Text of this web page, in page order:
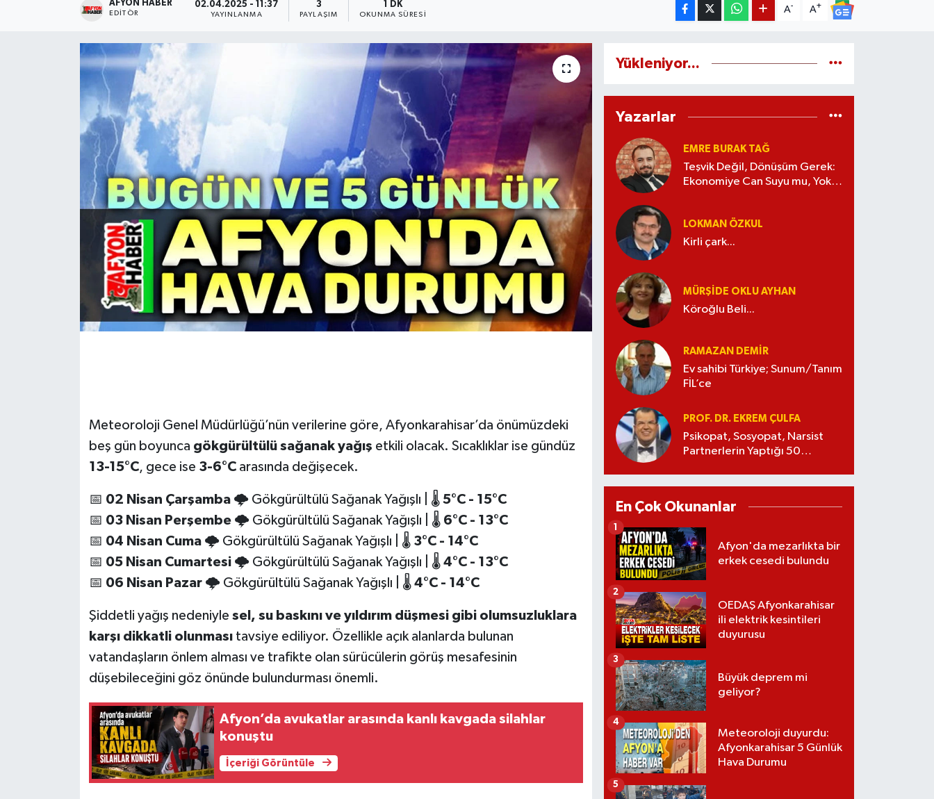
AFYON HABER
EDITÖR
02.04.2025 - 11:37
YAYINLANMA
3
PAYLAŞIM
1 DK
OKUNMA SÜRESI
A- A+
Meteoroloji Genel Müdürlüğü’nün verilerine göre, Afyonkarahisar’da önümüzdeki
beş gün boyunca gökgürültülü sağanak yağış etkili olacak. Sıcaklıklar ise gündüz
13-15°C, gece ise 3-6°Carasında değişecek.
📅 02 Nisan Çarşamba🌩️ Gökgürültülü Sağanak Yağışlı | 🌡️ 5°C - 15°C
📅 03 Nisan Perşembe🌩️ Gökgürültülü Sağanak Yağışlı | 🌡️ 6°C - 13°C
📅 04 Nisan Cuma🌩️ Gökgürültülü Sağanak Yağışlı | 🌡️ 3°C - 14°C
📅 05 Nisan Cumartesi🌩️ Gökgürültülü Sağanak Yağışlı | 🌡️ 4°C - 13°C
📅 06 Nisan Pazar🌩️ Gökgürültülü Sağanak Yağışlı | 🌡️ 4°C - 14°C
Şiddetli yağış nedeniyle sel, su baskını ve yıldırım düşmesi gibi olumsuzluklara
karşı dikkatli olunmasıtavsiye ediliyor. Özellikle açık alanlarda bulunan
vatandaşların önlem alması ve trafikte olan sürücülerin görüş mesafesinin
düşebileceğini göz önünde bulundurması önemli.
Afyon’da avukatlar arasında kanlı kavgada silahlar
konuştu
İçeriği Görüntüle
Yükleniyor...
Yazarlar
EMRE BURAK TAĞ
Teşvik Değil, Dönüşüm Gerek:
Ekonomiye Can Suyu mu, Yoksa
LOKMAN ÖZKUL
Kirli çark...
MÜRŞIDE OKLU AYHAN
Köroğlu Beli...
RAMAZAN DEMİR
Ev sahibi Türkiye; Sunum/Tanım
FİL’ce
PROF. DR. EKREM ÇULFA
Psikopat, Sosyopat, Narsist
Partnerlerin Yaptığı 50
En Çok Okunanlar
Afyon'da mezarlıkta bir
erkek cesedi bulundu
1
OEDAŞ Afyonkarahisar
ili elektrik kesintileri
duyurusu
2
Büyük deprem mi
geliyor?
3
Meteoroloji duyurdu:
Afyonkarahisar 5 Günlük
Hava Durumu
4
5
Etkinlikler